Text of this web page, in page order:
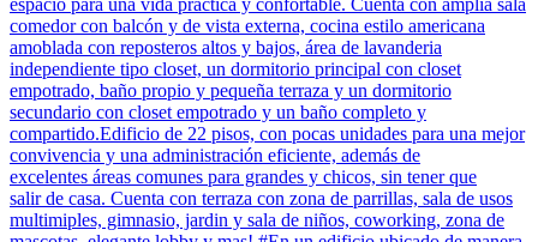
comedor con balcón y de vista externa, cocina estilo americana
amoblada con reposteros altos y bajos, área de lavanderia
independiente tipo closet, un dormitorio principal con closet
empotrado, baño propio y pequeña terraza y un dormitorio
secundario con closet empotrado y un baño completo y
compartido.Edificio de 22 pisos, con pocas unidades para una mejor
convivencia y una administración eficiente, además de
excelentes áreas comunes para grandes y chicos, sin tener que
salir de casa. Cuenta con terraza con zona de parrillas, sala de usos
multimiples, gimnasio, jardin y sala de niños, coworking, zona de